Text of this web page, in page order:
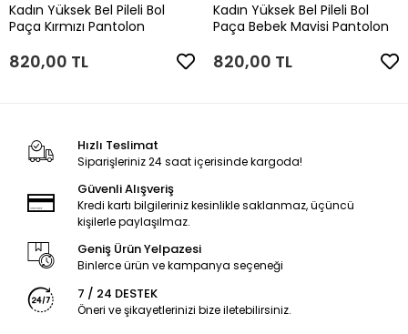
Kadın Yüksek Bel Pileli Bol
Paça Kırmızı Pantolon
820,00 TL
Kadın Yüksek Bel Pileli Bol
Paça Bebek Mavisi Pantolon
820,00 TL
Hızlı Teslimat
Siparişleriniz 24 saat içerisinde kargoda!
Güvenli Alışveriş
Kredi kartı bilgileriniz kesinlikle saklanmaz, üçüncü
kişilerle paylaşılmaz.
Geniş Ürün Yelpazesi
Binlerce ürün ve kampanya seçeneği
7 / 24 DESTEK
Öneri ve şikayetlerinizi bize iletebilirsiniz.